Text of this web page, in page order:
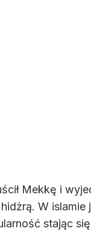
Mekkę i
W
stając